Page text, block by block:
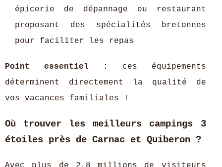
épicerie de dépannage ou restaurant
proposant des spécialités bretonnes
pour faciliter les repas
Point essentiel :
ces équipements
déterminent directement la qualité de
vos vacances familiales !
Où trouver les meilleurs campings 3
étoiles près de Carnac et Quiberon ?